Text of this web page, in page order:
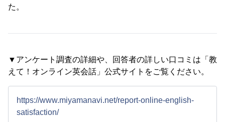
た。
▼アンケート調査の詳細や、回答者の詳しい口コミは「教
えて！オンライン英会話」公式サイトをご覧ください。
https://www.miyamanavi.net/report-online-english-
satisfaction/